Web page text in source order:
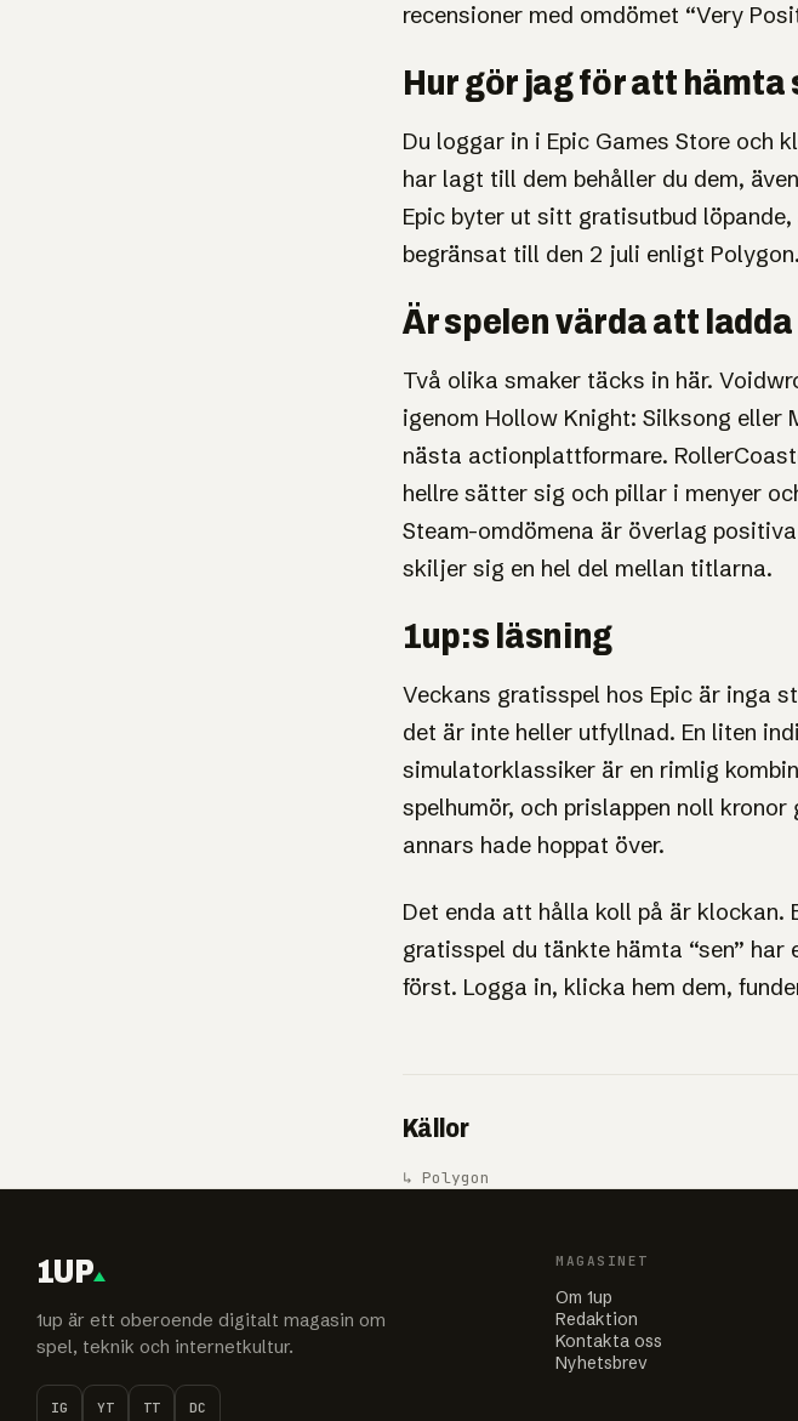
recensioner med omdömet “Very
Hur gör jag för att hämta
Du loggar in i Epic Games Store och
har lagt till dem behåller du dem,
Epic byter ut sitt gratisutbud
begränsat till den 2 juli enligt Polygon.
Är spelen värda att ladda
Två olika smaker täcks in här.
igenom Hollow Knight: Silksong eller
nästa actionplattformare.
hellre sätter sig och pillar i menyer
Steam-omdömena är överlag
skiljer sig en hel del mellan titlarna.
1up:s läsning
Veckans gratisspel hos Epic är inga
det är inte heller utfyllnad. En liten
simulatorklassiker är en rimlig
spelhumör, och prislappen noll
annars hade hoppat över.
Det enda att hålla koll på är
gratisspel du tänkte hämta “sen”
först. Logga in, klicka hem dem,
Källor
↳ Polygon
1UP
1up är ett oberoende digitalt magasin om
spel, teknik och internetkultur.
IG YT TT DC
MAGASINET
Om 1up
Redaktion
Kontakta oss
Nyhetsbrev